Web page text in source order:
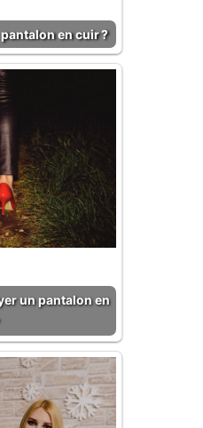
en cuir ?
un pantalon en